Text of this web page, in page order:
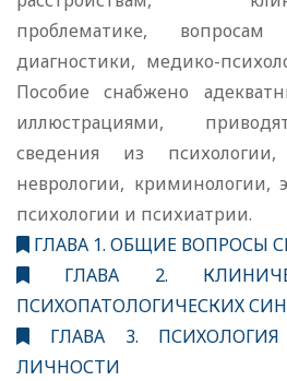
проблематике, вопросам
диагностики, медико-
Пособие снабжено
иллюстрациями,
сведения из психологии,
неврологии, криминологии,
психологии и психиатрии.
ГЛАВА 1. ОБЩИЕ ВОПРОСЫ
ГЛАВА 2.
ПСИХОПАТОЛОГИЧЕСКИХ
ГЛАВА 3.
ЛИЧНОСТИ